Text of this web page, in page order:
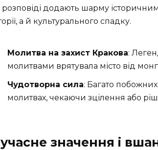
розповіді додають шарму
а й культурального спадку.
Молитва на захист Кракова:
молитвами врятувала місто від
Чудотворна сила: Багато
молитвах, чекаючи зцілення або
значення і